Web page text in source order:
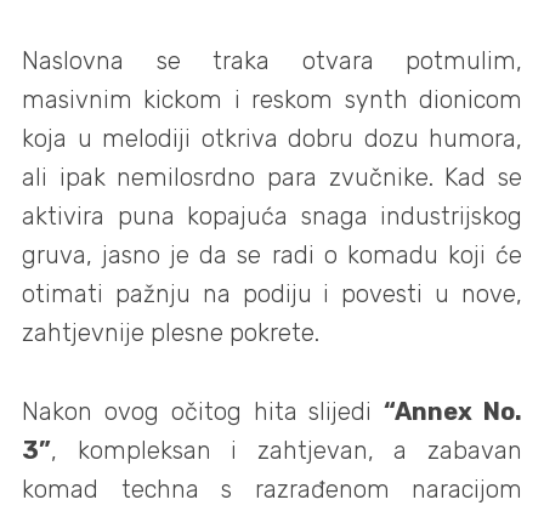
Naslovna se traka otvara potmulim,
masivnim kickom i reskom synth dionicom
koja u melodiji otkriva dobru dozu humora,
ali ipak nemilosrdno para zvučnike. Kad se
aktivira puna kopajuća snaga industrijskog
gruva, jasno je da se radi o komadu koji će
otimati pažnju na podiju i povesti u nove,
zahtjevnije plesne pokrete.
Nakon ovog očitog hita slijedi“Annex No.
3”, kompleksan i zahtjevan, a zabavan
komad techna s razrađenom naracijom